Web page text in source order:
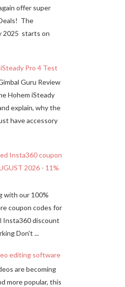
offer super
The
2025 starts on
Pro 4 Test
Guru Review
Hohem iSteady
explain, why the
have accessory
Insta360 coupon
2026 - 11%
with our 100%
coupon codes for
Insta360 discount
Don't ...
editing software
are becoming
more popular, this